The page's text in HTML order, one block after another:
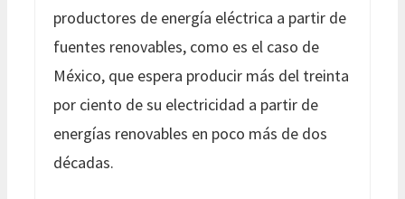
productores de energía eléctrica a partir de
fuentes renovables, como es el caso de
México, que espera producir más del treinta
por ciento de su electricidad a partir de
energías renovables en poco más de dos
décadas.